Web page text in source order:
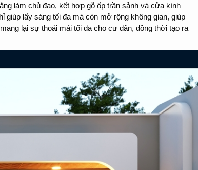
làm chủ đạo, kết hợp gỗ ốp trần sảnh và cửa kính
lấy sáng tối đa mà còn mở rộng không gian, giúp
lại sự thoải mái tối đa cho cư dân, đồng thời tạo ra